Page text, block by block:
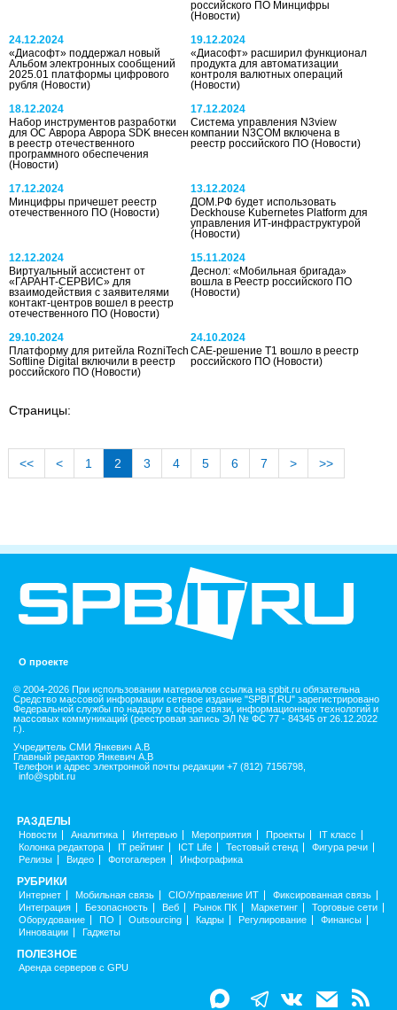
российского ПО Минцифры
(Новости)
24.12.2024
«Диасофт» поддержал новый
Альбом электронных сообщений
2025.01 платформы цифрового
рубля (Новости)
19.12.2024
«Диасофт» расширил функционал
продукта для автоматизации
контроля валютных операций
(Новости)
18.12.2024
Набор инструментов разработки
для ОС Аврора Аврора SDK внесен
в реестр отечественного
программного обеспечения
(Новости)
17.12.2024
Система управления N3view
компании N3COM включена в
реестр российского ПО(Новости)
17.12.2024
Минцифры причешет реестр
отечественного ПО (Новости)
13.12.2024
ДОМ.РФ будет использовать
Deckhouse Kubernetes Platform для
управления ИТ-инфраструктурой
(Новости)
12.12.2024
Виртуальный ассистент от
«ГАРАНТ-СЕРВИС» для
взаимодействия с заявителями
контакт-центров вошел в реестр
отечественного ПО (Новости)
15.11.2024
Деснол: «Мобильная бригада»
вошла в Реестр российского ПО
(Новости)
29.10.2024
Платформу для ритейла RozniTech
Softline Digital включили в реестр
российского ПО (Новости)
24.10.2024
САЕ-решение Т1 вошло в реестр
российского ПО(Новости)
Страницы:
<< < 1 2 3 4 5 6 7 > >>
О проекте
© 2004-2026 При использовании материалов ссылка на spbit.ru обязательна
Средство массовой информации сетевое издание "SPBIT.RU" зарегистрировано
Федеральной службы по надзору в сфере связи, информационных технологий и
массовых коммуникаций (реестровая запись ЭЛ № ФС 77 - 84345 от 26.12.2022
г.).
Учредитель СМИ Янкевич А.В
Главный редактор Янкевич А.В
Телефон и адрес электронной почты редакции +7 (812) 7156798,
info@spbit.ru
РАЗДЕЛЫ
Новости Аналитика Интервью Мероприятия Проекты
IT класс
Колонка редактора
IT рейтинг ICT Life Тестовый стенд
Фигура речи
Релизы
Видео Фотогалерея Инфографика
РУБРИКИ
Интернет Мобильная связь CIO/Управление ИТ
Фиксированная связь
Интеграция
Безопасность Веб Рынок ПК Маркетинг
Торговые сети
Оборудование
ПО Outsourcing Кадры Регулирование
Финансы
Инновации
Гаджеты
ПОЛЕЗНОЕ
Аренда серверов с GPU